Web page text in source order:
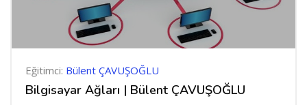
Eğitimci: Bülent ÇAVUŞOĞLU
Bilgisayar Ağları | Bülent ÇAVUŞOĞLU